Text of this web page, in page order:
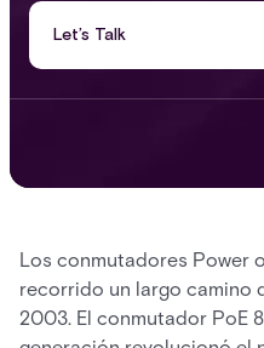
Let’s Talk
Los conmutadores Power
recorrido un largo camino
2003. El conmutador PoE